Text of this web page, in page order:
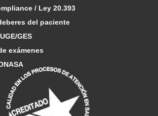
/ Ley 20.393
del paciente
GES
exámenes